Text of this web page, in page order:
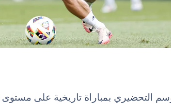
التحضيري بمباراة تاريخية على مستوى